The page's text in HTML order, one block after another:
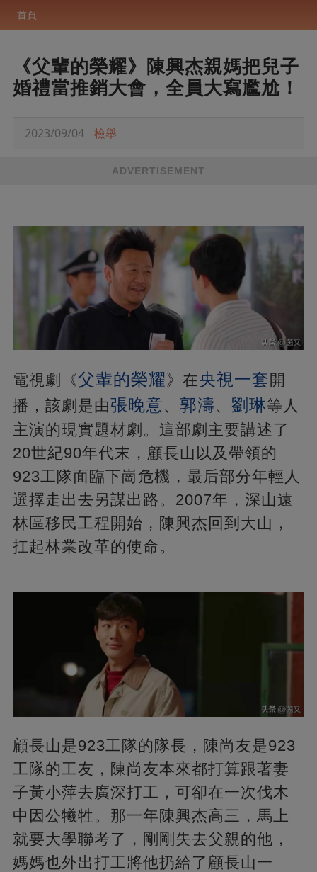
首頁
《父輩的榮耀》陳興杰親媽把兒子
婚禮當推銷大會，全員大寫尷尬！
2023/09/04 檢舉
ADVERTISEMENT
電視劇《父輩的榮耀》在央視一套 開
播，該劇是由張晚意、 郭濤、 劉琳等人
主演的現實題材劇。這部劇主要講述了
20世紀90年代末，顧長山以及帶領的
923工隊面臨下崗危機，最后部分年輕人
選擇走出去另謀出路。2007年，深山遠
林區移民工程開始，陳興杰回到大山，
扛起林業改革的使命。
顧長山是923工隊的隊長，陳尚友是923
工隊的工友，陳尚友本來都打算跟著妻
子黃小萍去廣深打工，可卻在一次伐木
中因公犧牲。那一年陳興杰高三，馬上
就要大學聯考了，剛剛失去父親的他，
媽媽也外出打工將他扔給了顧長山一